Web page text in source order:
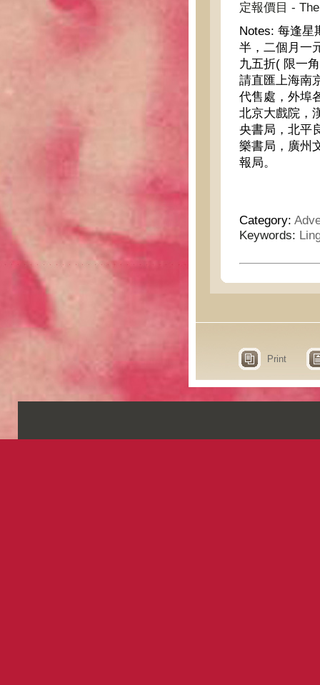
定報價目 -
Notes: 每逢星
半，二個月一
九五折( 限一
請直匯上海南
代售處，外埠
北京大戲院，
央書局，北平
樂書局，廣州
報局。
Category:
Keywords:
Print